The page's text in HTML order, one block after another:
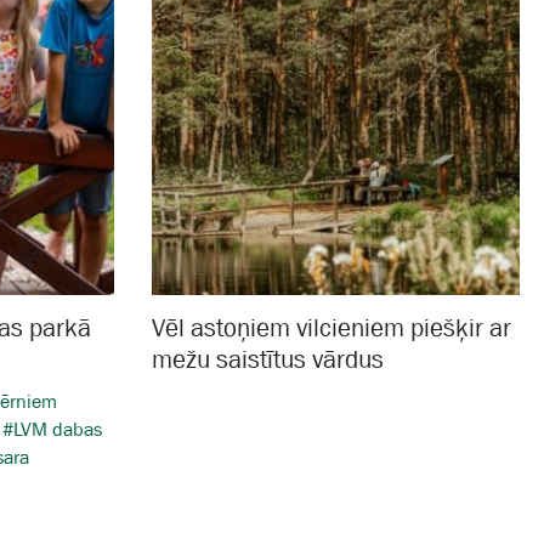
parkā
#LVM dabas
Vēl astoņiem vilcieniem piešķir ar
mežu saistītus vārdus